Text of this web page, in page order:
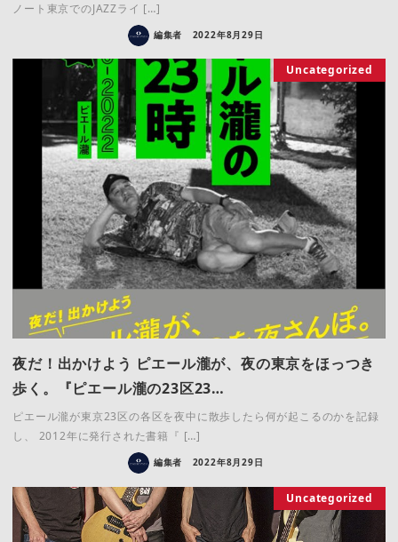
ノート東京でのJAZZライ […]
編集者 2022年8月29日
Uncategorized
夜だ！出かけよう ピエール瀧が、夜の東京をほっつき
歩く。『ピエール瀧の23区23…
ピエール瀧が東京23区の各区を夜中に散歩したら何が起こるのかを記録
し、 2012年に発行された書籍『 […]
編集者 2022年8月29日
Uncategorized